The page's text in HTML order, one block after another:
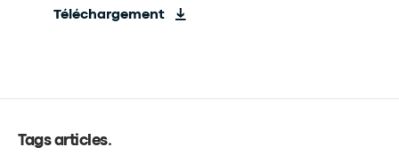
Téléchargement
Tags articles.